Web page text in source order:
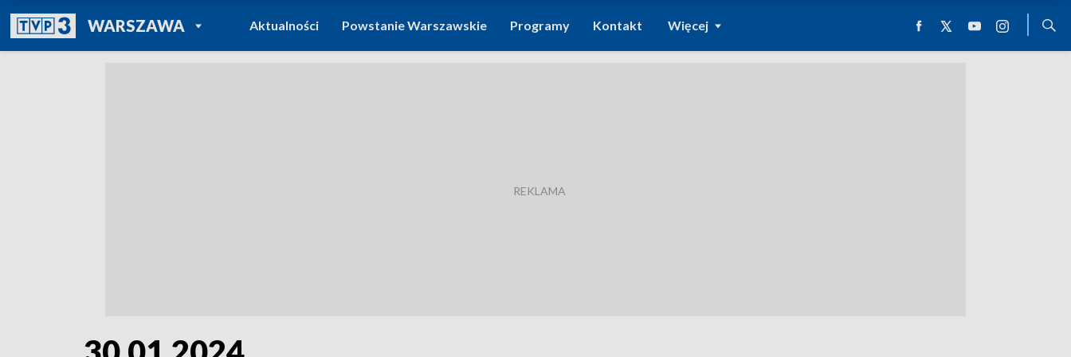
WARSZAWAPOWRÓT DO
TVP REGIONY
Aktualności Powstanie Warszawskie Programy Kontakt Więcej